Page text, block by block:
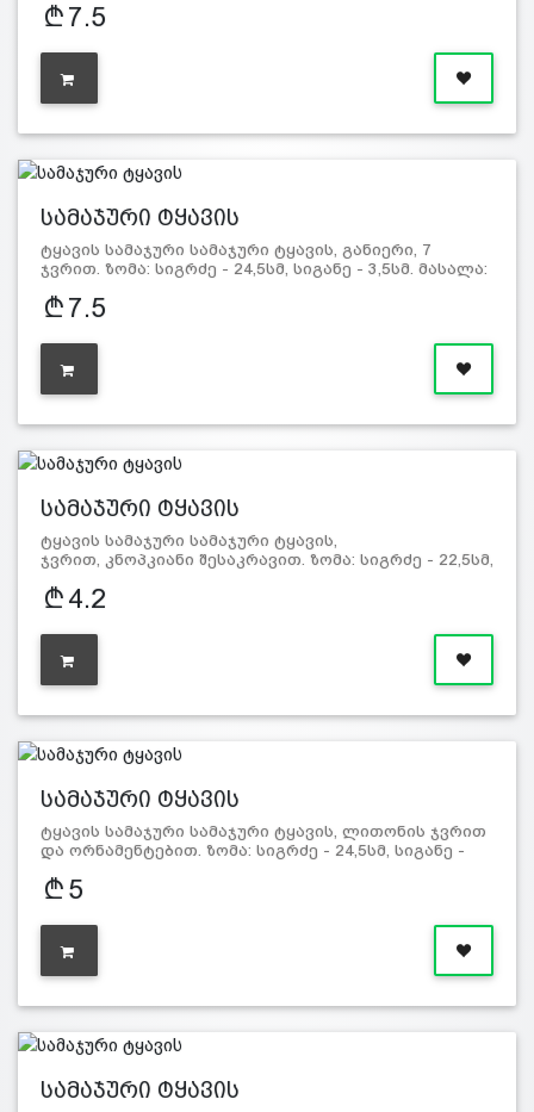
7.5
სამაჯური ტყავის
ტყავის სამაჯური სამაჯური ტყავის, განიერი, 7
ჯვრით. ზომა: სიგრძე - 24,5სმ, სიგანე - 3,5სმ. მასალა:
7.5
სამაჯური ტყავის
ტყავის სამაჯური სამაჯური ტყავის,
ჯვრით, კნოპკიანი შესაკრავით. ზომა: სიგრძე - 22,5სმ,
4.2
სამაჯური ტყავის
ტყავის სამაჯური სამაჯური ტყავის, ლითონის ჯვრით
და ორნამენტებით. ზომა: სიგრძე - 24,5სმ, სიგანე -
5
სამაჯური ტყავის